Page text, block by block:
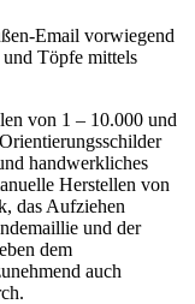
Email vorwiegend
Töpfe mittels
von 1 – 10.000 und
handwerkliches
Herstellen von
das Aufziehen
und der
dem
auch